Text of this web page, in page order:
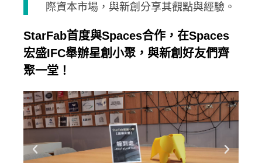
際資本市場，與新創分享其觀點與經驗。
StarFab首度與Spaces合作，在Spaces
宏盛IFC舉辦星創小聚，與新創好友們齊
聚一堂！